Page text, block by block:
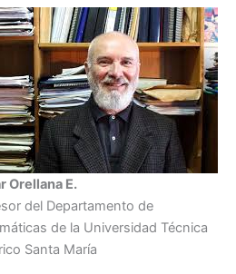
Orellana E.
del Departamento de
de la Universidad Técnica
Santa María